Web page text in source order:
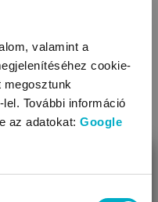
valamint a
cookie-
megosztunk
További információ
az adatokat: Google